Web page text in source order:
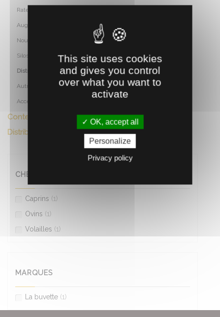
Rateliers
Auges
Nourrisseurs
Silos et vis
Distributeurs mobiles
Autres
Accessoires
Contention
Distribution eau
CHEPTEL
Caprins (1)
Ovins (1)
Volailles (1)
MARQUES
La buvette (1)
This site uses cookies
and gives you control
over what you want to
activate
OK, accept all
Personalize
Privacy policy